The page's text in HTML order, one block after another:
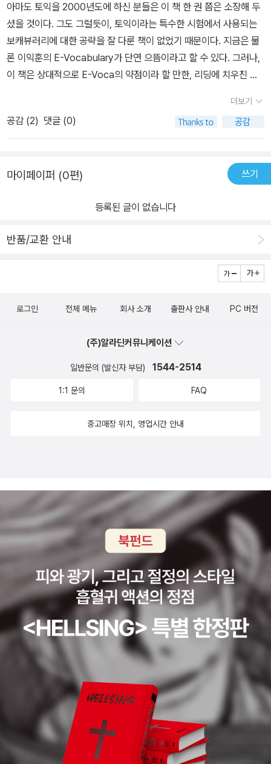
아마도 토익을 2000년도에 하신 분들은 이 책 한 권 쯤은 소장해 두
셨을 것이다. 그도 그럴듯이, 토익이라는 특수한 시험에서 사용되는
보캐뷰러리에 대한 공략을 잘 다룬 책이 없었기 때문이다. 지금은 물
론 이익훈의 E-Vocabulary가 단연 으뜸이라고 할 수 있다. 그러나,
이 책은 상대적으로 E-Voca의 약점이라 할 만한, 리딩에 치우친 어
느 정도 범용성이 있는 토익 보캐뷰러리 교재라는 것이다. 구성도 E-
Voca보다 덜 빡빡해서 편한 감은 있지만, 꾸준히 할 그런 구성면에
서는 더 못 하다는 개인적인 소견이다. 목적의식을 불러일으켜야 어
약간 불만족이기는 하나, 토익단어의 불모지 한국에서 큰 역할을 담
먼저 봤고, 지금은 이 책으로 보충을 하고 있다.
더보기
공감 (2) 댓글 (0)
마이페이퍼 (0편) 쓰기
등록된 글이 없습니다
반품/교환 안내
로그인 전체 메뉴 회사 소개 출판사 안내 PC 버전
(주)알라딘커뮤니케이션
일반문의 (발신자 부담) 1544-2514
1:1 문의 FAQ
중고매장 위치, 영업시간 안내